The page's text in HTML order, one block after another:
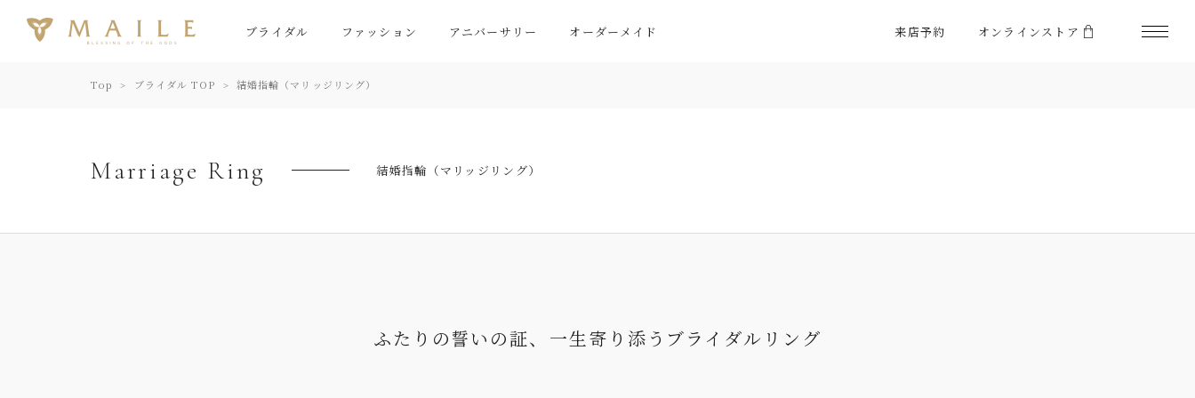
ブライダル ファッション アニバーサリー オーダーメイド 来店予約 オンラインストア
Top ブライダル TOP 結婚指輪（マリッジリング）
Marriage Ring 結婚指輪（マリッジリング）
ふたりの誓いの証、 一生寄り添うブライダルリング